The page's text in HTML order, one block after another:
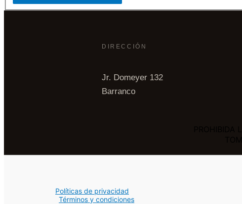
DIRECCIÓN
Jr. Domeyer 132
Barranco
Políticas de privacidad
Términos y condiciones